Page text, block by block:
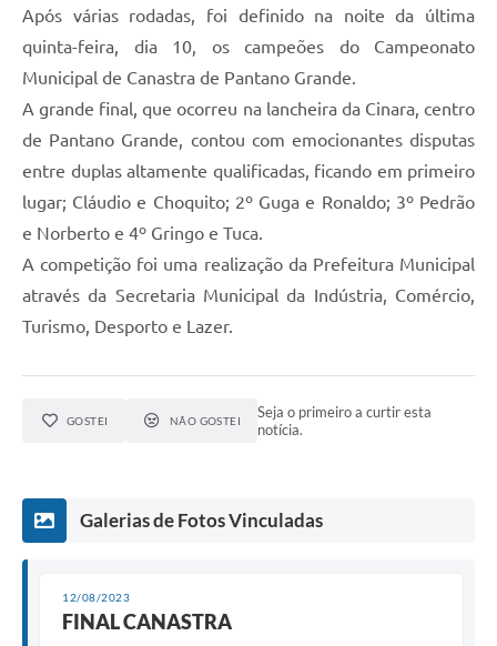
Editais
Links
Agenda
SIC
Diário Oficial
Após várias rodadas, foi definido na noite da última
quinta-feira, dia 10, os campeões do Campeonato
Municipal de Canastra de Pantano Grande.
A grande final, que ocorreu na lancheira da Cinara, centro
de Pantano Grande, contou com emocionantes disputas
entre duplas altamente qualificadas, ficando em primeiro
lugar; Cláudio e Choquito; 2º Guga e Ronaldo; 3º Pedrão
e Norberto e 4º Gringo e Tuca.
A competição foi uma realização da Prefeitura Municipal
através da Secretaria Municipal da Indústria, Comércio,
Turismo, Desporto e Lazer.
GOSTEI NÃO GOSTEI
Seja o primeiro a curtir esta
notícia.
Galerias de Fotos Vinculadas
12/08/2023
FINAL CANASTRA